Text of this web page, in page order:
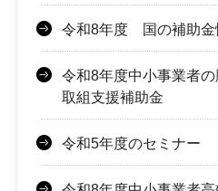
令和8年度 国の補助金
令和8年度中小事業者
取組支援補助金
令和5年度のセミナー